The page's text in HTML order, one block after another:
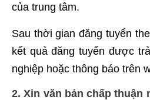
của trung tâm.
Sau thời gian đăng tuyển
kết quả đăng tuyển được
nghiệp hoặc thông báo trên
2. Xin văn bản chấp thuận